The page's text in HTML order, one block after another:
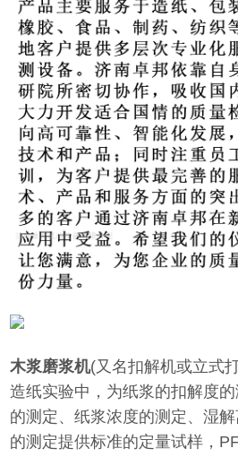
木浆磨浆机(又名扣解机或立式
造纸实验中，为纸浆的扣解度
的测定、纸浆浓度的测定、湿
的测定提供标准的定量试样，